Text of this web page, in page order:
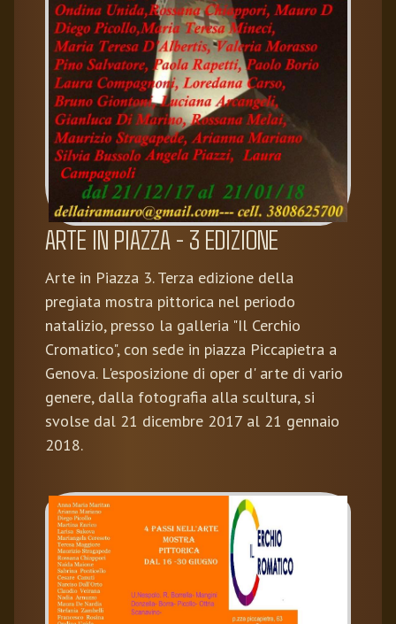
ARTE IN PIAZZA - 3 EDIZIONE
Arte in Piazza 3. Terza edizione della
pregiata mostra pittorica nel periodo
natalizio, presso la galleria "Il Cerchio
Cromatico", con sede in piazza Piccapietra a
Genova. L'esposizione di oper d' arte di vario
genere, dalla fotografia alla scultura, si
svolse dal 21 dicembre 2017 al 21 gennaio
2018.